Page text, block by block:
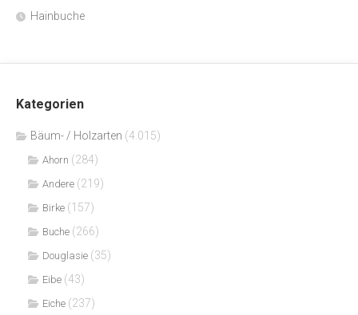
Hainbuche
Kategorien
Bäum- / Holzarten (4.015)
Ahorn (284)
Andere (219)
Birke (157)
Buche (266)
Douglasie (35)
Eibe (43)
Eiche (237)